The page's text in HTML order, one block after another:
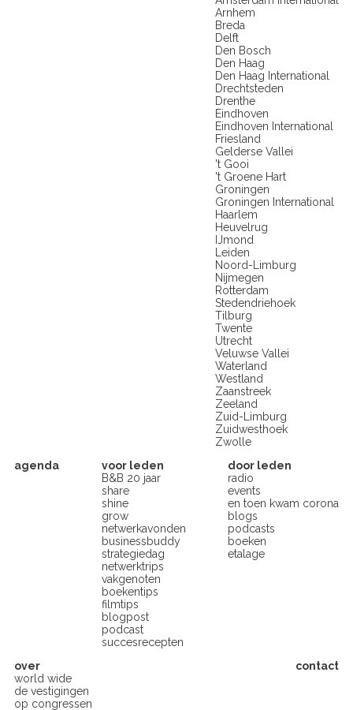
Arnhem
Breda
Delft
Den Bosch
Den Haag
Den Haag International
Drechtsteden
Drenthe
Eindhoven
Eindhoven International
Friesland
Gelderse Vallei
't Gooi
't Groene Hart
Groningen
Groningen International
Haarlem
Heuvelrug
IJmond
Leiden
Noord-Limburg
Nijmegen
Rotterdam
Stedendriehoek
Tilburg
Twente
Utrecht
Veluwse Vallei
Waterland
Westland
Zaanstreek
Zeeland
Zuid-Limburg
Zuidwesthoek
Zwolle
agenda
voor leden
B&B 20 jaar
share
shine
grow
netwerkavonden
businessbuddy
strategiedag
netwerktrips
vakgenoten
boekentips
filmtips
blogpost
podcast
succesrecepten
door leden
radio
events
en toen kwam corona
blogs
podcasts
boeken
etalage
over
world wide
de vestigingen
op congressen
contact